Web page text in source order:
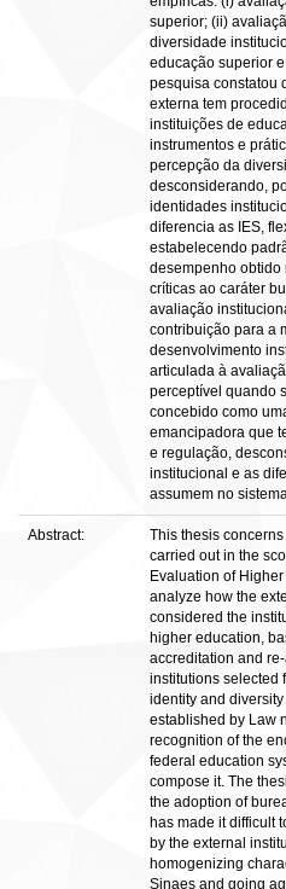
superior; (ii)
diversidade
educação superior
pesquisa constatou
externa tem
instituições de
instrumentos e
percepção da
desconsiderando,
identidades
diferencia as IES,
estabelecendo
desempenho obtido
críticas ao caráter
avaliação
contribuição para a
desenvolvimento
articulada à
perceptível quando
concebido como
emancipadora que
e regulação,
institucional e as
assumem no
Abstract:
This thesis
carried out in the
Evaluation of
analyze how the
considered the
higher education,
accreditation and
institutions selected
identity and
established by Law
recognition of the
federal education
compose it. The
the adoption of
has made it difficult
by the external
homogenizing
Sinaes and going